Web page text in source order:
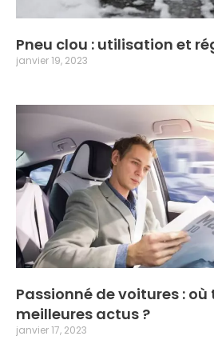
Pneu clou : utilisation et
janvier 19, 2023
Passionné de voitures : où
meilleures actus ?
janvier 17, 2023